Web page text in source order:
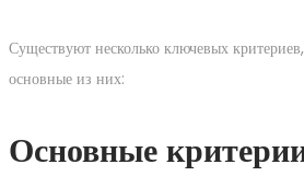
Существуют несколько ключевых
основные из них:
Основные